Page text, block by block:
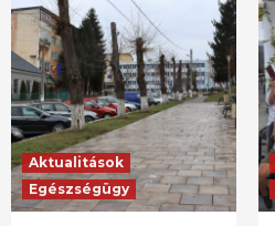
Aktualitások
Egészségügy